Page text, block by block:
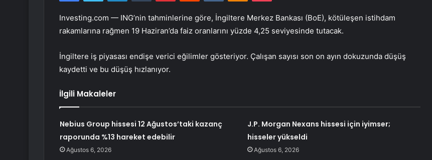
Investing.com — ING’nin tahminlerine göre, İngiltere Merkez Bankası (BoE), kötüleşen istihdam
rakamlarına rağmen 19 Haziran’da faiz oranlarını yüzde 4,25 seviyesinde tutacak.
İngiltere iş piyasası endişe verici eğilimler gösteriyor. Çalışan sayısı son on ayın dokuzunda düşüş
kaydetti ve bu düşüş hızlanıyor.
İlgili Makaleler
Nebius Group hissesi 12 Ağustos’taki kazanç
raporunda %13 hareket edebilir
Ağustos 6, 2026
J.P. Morgan Nexans hissesi için iyimser;
hisseler yükseldi
Ağustos 6, 2026